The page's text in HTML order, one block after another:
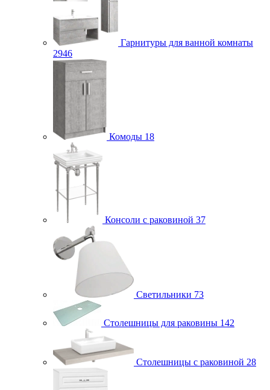
Гарнитуры для ванной комнаты
2946
Комоды 18
Консоли с раковиной 37
Светильники 73
Столешницы для раковины 142
Столешницы с раковиной 28